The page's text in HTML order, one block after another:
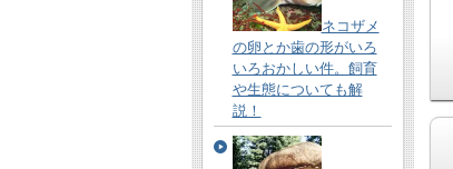
ネコザメ
の卵とか歯の形がいろ
いろおかしい件。飼育
や生態についても解
説！